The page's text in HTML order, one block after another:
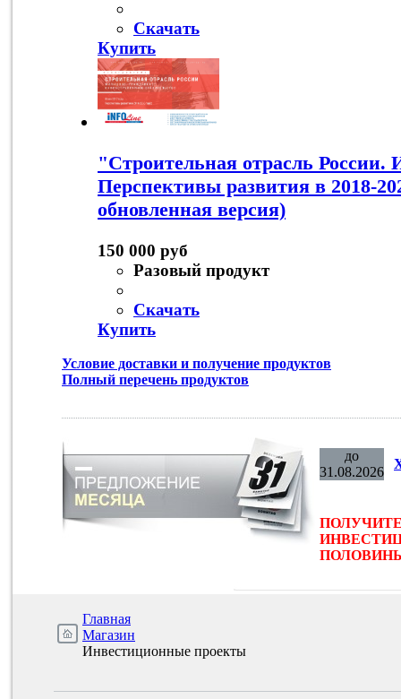
Скачать
Купить
"Строительная отрасль России.
Перспективы развития в 2018-
обновленная версия)
150 000 руб
Разовый продукт
Скачать
Купить
Условие доставки и получение продуктов
Полный перечень продуктов
до
31.08.2026
ПОЛОВИНЫ
Главная
Магазин
Инвестиционные проекты